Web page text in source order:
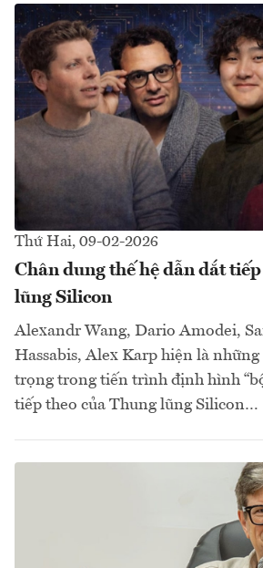
Thứ Hai, 09-02-2026
Chân dung thế hệ dẫn dắt
lũng Silicon
Alexandr Wang, Dario Amodei,
Hassabis, Alex Karp hiện là
trọng trong tiến trình định hình
tiếp theo của Thung lũng Silicon…